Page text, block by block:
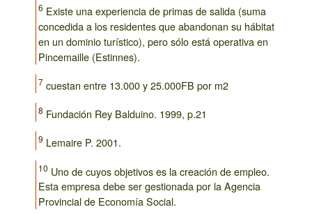
6 Existe una experiencia de primas de salida (suma
concedida a los residentes que abandonan su hábitat
en un dominio turístico), pero sólo está operativa en
Pincemaille (Estinnes).
7 cuestan entre 13.000 y 25.000FB por m2
8 Fundación Rey Balduino. 1999, p.21
9 Lemaire P. 2001.
10 Uno de cuyos objetivos es la creación de empleo.
Esta empresa debe ser gestionada por la Agencia
Provincial de Economía Social.